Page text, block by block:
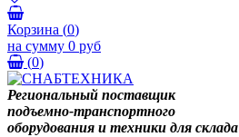
Корзина (0)
на сумму 0 руб
(0)
Региональный поставщик
подъемно-транспортного
оборудования и техники для склада